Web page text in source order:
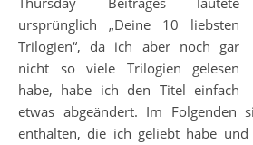
ursprünglich „Deine 10 liebsten
Trilogien“, da ich aber noch gar
nicht so viele Trilogien gelesen
habe, habe ich den Titel einfach
etwas abgeändert. Im Folgenden
enthalten, die ich geliebt habe